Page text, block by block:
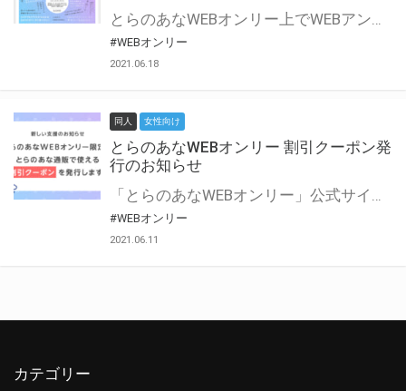
とらのあなWEBオンリー上でWEBアンソロジーが作成できる「記念コメント」について、その使い方や作成手順を解説します！ 支援タイプを「サークル参加型」「サークル参加型・マルシェ(イベント会場)機能付き」でお申し込みいただいている主催者様はぜひご活用ください♪ とらのあなWEBオンリーサイトはこちら
#WEBオンリー
2021.06.18
同人 女性向け
とらのあなWEBオンリー 割引クーポン発
行のお知らせ
「とらのあなWEBオンリー」公式サイトでとらのあな通販の「割引クーポン」を配布中！ イベントごとに開催当日限定で使える割引クーポンのシリアルコードを発行します。 とらのあなWEBオンリーのページをチェックして、イベント当日にお得にお買い物を楽しみましょう♪ ※本キャンペーンは予告なく終了する場合がございます。 とらのあなWEBオンリーサイトはこちら
#WEBオンリー
2021.06.11
カテゴリー